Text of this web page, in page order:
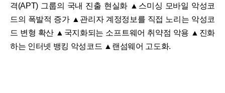
격(APT) 그룹의 국내 진출 현실화 ▲스미싱 모바일 악성코
드의 폭발적 증가 ▲관리자 계정정보를 직접 노리는 악성코
드 변형 확산 ▲국지화되는 소프트웨어 취약점 악용 ▲진화
하는 인터넷 뱅킹 악성코드 ▲랜섬웨어 고도화.